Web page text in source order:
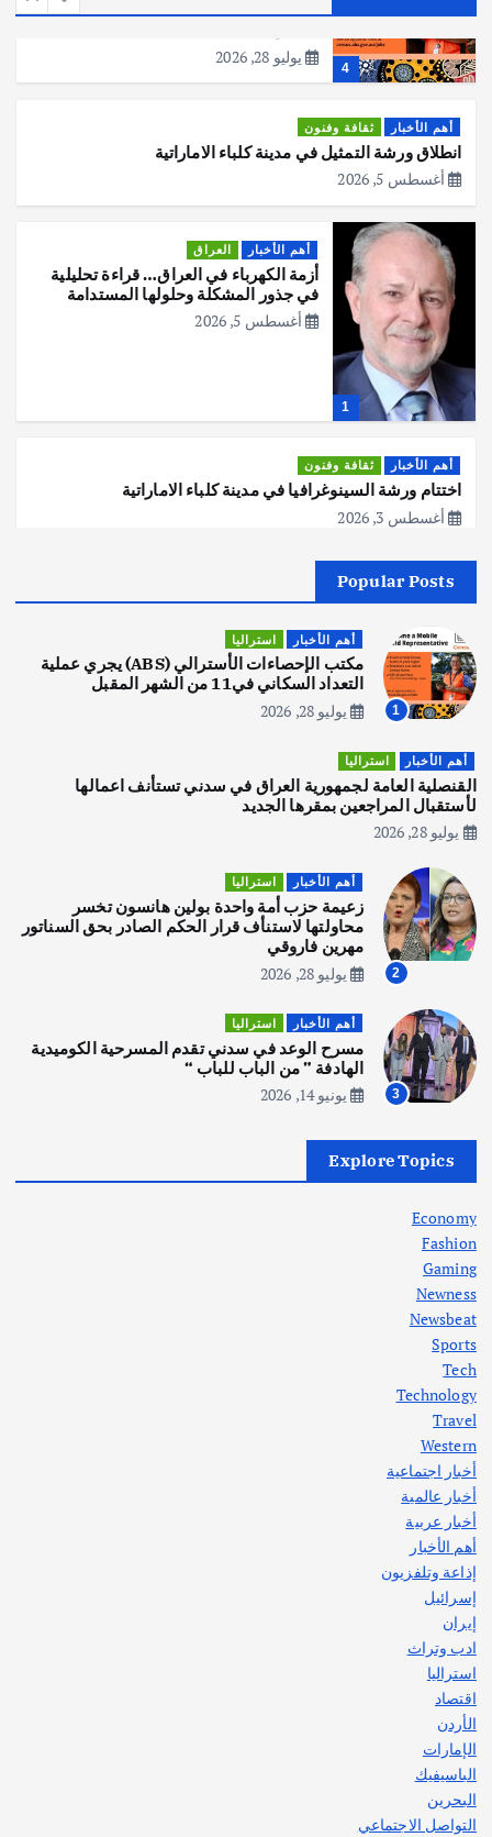
4
عملية التعداد السكاني في11 من الشهر
يوليو 28, 2026
أهم الأخبار ثقافة وفنون
انطلاق ورشة التمثيل في مدينة كلباء الاماراتية
أغسطس 5, 2026
1
أهم الأخبار العراق
أزمة الكهرباء في العراق… قراءة تحليلية
في جذور المشكلة وحلولها المستدامة
أغسطس 5, 2026
أهم الأخبار ثقافة وفنون
اختتام ورشة السينوغرافيا في مدينة كلباء الاماراتية
أغسطس 3, 2026
2
اصبح بطلاً لأستراليا بلعبة كمال الاجسام
يوليو 30, 2026
3
يوليو 30, 2026
4
المقبل
يوليو 28, 2026
أهم الأخبار ثقافة وفنون
انطلاق ورشة التمثيل في مدينة كلباء الاماراتية
أغسطس 5, 2026
في جذور المشكلة وحلولها المستدامة
أهم الأخبار
اختتام ورشة السينوغرافيا في مدينة كلباء الاماراتية
أغسطس 3, 2026
Popular Posts
1
أهم الأخبار استراليا
مكتب الإحصاءات الأسترالي (ABS) يجري عملية
التعداد السكاني في11 من الشهر المقبل
يوليو 28, 2026
أهم الأخبار استراليا
القنصلية العامة لجمهورية العراق في سدني تستأنف اعمالها
لأستقبال المراجعين بمقرها الجديد
يوليو 28, 2026
2
أهم الأخبار استراليا
زعيمة حزب أمة واحدة بولين هانسون تخسر
محاولتها لاستنأف قرار الحكم الصادر بحق السناتور
مهرين فاروقي
يوليو 28, 2026
3
أهم الأخبار استراليا
مسرح الوعد في سدني تقدم المسرحية الكوميدية
الهادفة ” من الباب للباب “
يونيو 14, 2026
Explore Topics
Economy
Fashion
Gaming
Newness
Newsbeat
Sports
Tech
Technology
Travel
Western
أخبار اجتماعية
أخبار عالمية
أخبار عربية
أهم الأخبار
إذاعة وتلفزيون
إسرائيل
إيران
ادب وتراث
استراليا
اقتصاد
الأردن
الإمارات
الباسيفيك
البحرين
التواصل الاجتماعي